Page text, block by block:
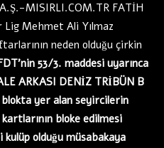
MISIRLI.COM.TR FATİH
Lig Mehmet Ali Yılmaz
neden olduğu çirkin
53/3. maddesi uyarınca
ARKASI DENİZ TRİBÜN B
yer alan seyircilerin
bloke edilmesi
olduğu müsabakaya